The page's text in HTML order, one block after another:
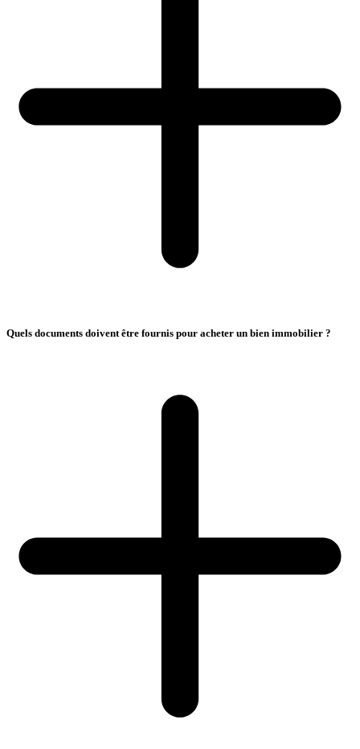
Quels documents doivent être fournis pour acheter un bien immobilier ?